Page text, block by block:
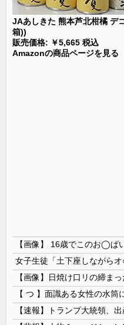
JAあしきた 熊本芦北柑橘 デ
箱))
販売価格: ￥5,665 税込
Amazonの商品ページを見る
【画像】日焼け口リの締ま